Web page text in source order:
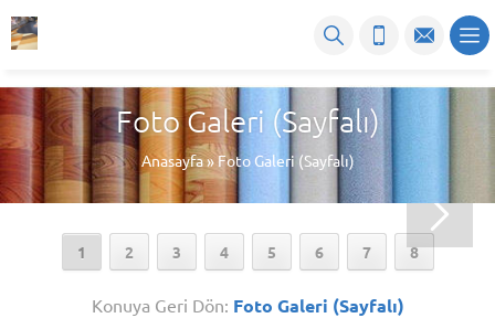
Foto Galeri (Sayfalı)
Anasayfa»Foto Galeri (Sayfalı)
1 2 3 4 5 6 7 8
Konuya Geri Dön: Foto Galeri (Sayfalı)